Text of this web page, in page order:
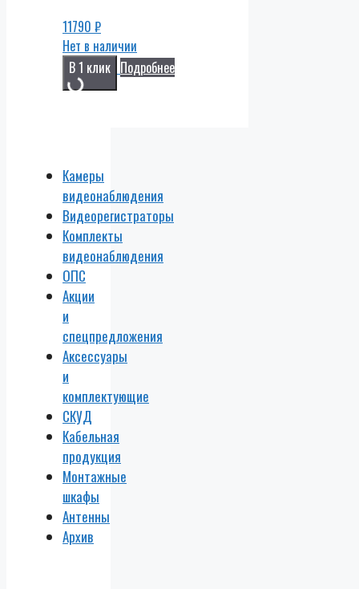
11790 ₽
Нет в наличии
В 1 клик Подробнее
Камеры
видеонаблюдения
Видеорегистраторы
Комплекты
видеонаблюдения
ОПС
Акции
и
спецпредложения
Аксессуары
и
комплектующие
СКУД
Кабельная
продукция
Монтажные
шкафы
Антенны
Архив